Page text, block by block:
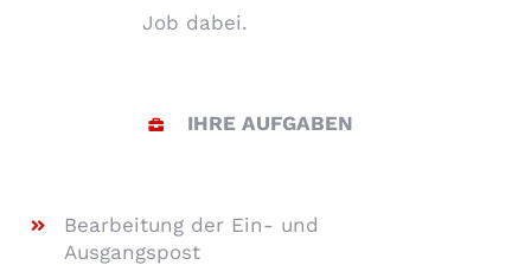
Job dabei.
IHRE AUFGABEN
Bearbeitung der Ein- und
Ausgangspost